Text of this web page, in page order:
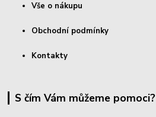
Vše o nákupu
Obchodní podmínky
Kontakty
S čím Vám můžeme pomoci?